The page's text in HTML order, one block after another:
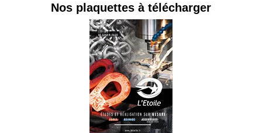
Nos plaquettes à télécharger